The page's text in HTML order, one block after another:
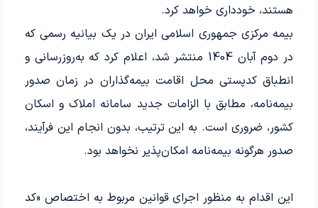
هستند، خودداری خواهد کرد.
بیمه مرکزی جمهوری اسلامی ایران در یک بیانیه رسمی که
در دوم آبان 1404 منتشر شد، اعلام کرد که به‌روزرسانی و
انطباق کدپستی محل اقامت بیمه‌گذاران در زمان صدور
بیمه‌نامه، مطابق با الزامات جدید سامانه املاک و اسکان
کشور، ضروری است. به این ترتیب، بدون انجام این فرآیند،
صدور هرگونه بیمه‌نامه امکان‌پذیر نخواهد بود.
این اقدام به منظور اجرای قوانین مربوط به اختصاص «کد